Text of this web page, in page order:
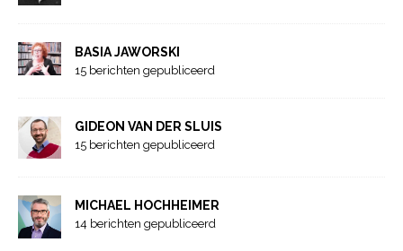
BASIA JAWORSKI
15 berichten gepubliceerd
GIDEON VAN DER SLUIS
15 berichten gepubliceerd
MICHAEL HOCHHEIMER
14 berichten gepubliceerd